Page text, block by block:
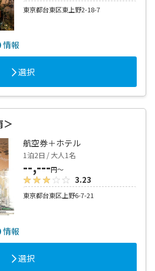
東京都台東区東上野2-18-7
情報
選択
＞
航空券＋ホテル
1泊2日 / 大人1名
--,---円～
3.23
東京都台東区上野6-7-21
情報
選択